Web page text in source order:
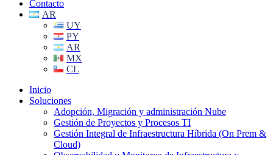
Contacto
AR
UY
PY
AR
MX
CL
Inicio
Soluciones
Adopción, Migración y administración Nube
Gestión de Proyectos y Procesos TI
Gestión Integral de Infraestructura Híbrida (On Prem &
Cloud)